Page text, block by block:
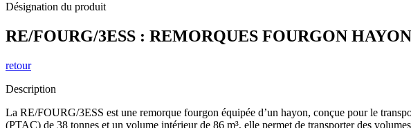
Désignation du produit
RE/FOURG/3ESS : REMORQUES FOURGON
retour
Description
La RE/FOURG/3ESS est une remorque fourgon équipée d’un hayon, conçue pour le
(PTAC) de 38 tonnes et un volume intérieur de 86 m³, elle permet de transporter des